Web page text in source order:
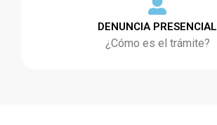
DENUNCIA PRESENCIAL
¿Cómo es el trámite?